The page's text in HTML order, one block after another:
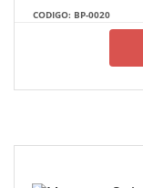
CODIGO: BP-0020